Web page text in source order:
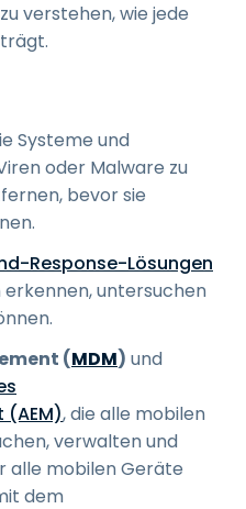
verstehen, wie jede
Systeme und
oder Malware zu
bevor sie
Response-Lösungen
erkennen, untersuchen
(MDM) und
, die alle mobilen
verwalten und
alle mobilen Geräte
dem